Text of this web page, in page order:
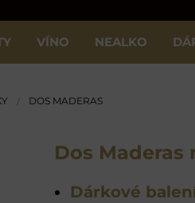
VÍNO NEALKO
/ DOS MADERAS
Dos Maderas
Dárkové